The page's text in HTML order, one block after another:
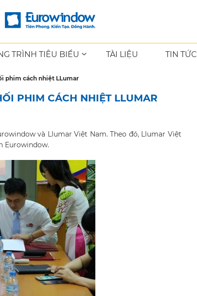
TRÌNH TIÊU BIỂU TÀI LIỆU TIN TỨC
phim cách nhiệt LLumar
PHIM CÁCH NHIỆT LLUMAR
và Llumar Việt Nam. Theo đó, Llumar Việt
Eurowindow.